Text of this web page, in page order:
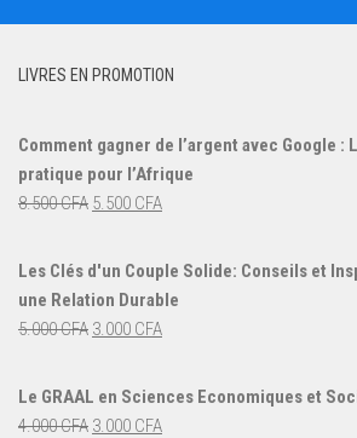
LIVRES EN PROMOTION
Comment gagner de l’argent avec Google :
pratique pour l’Afrique
8.500CFA Le
initial
était :
8.500 CFA.
5.500 CFALe
actuel
est :
Les Clés d'un Couple Solide: Conseils et
une Relation Durable
5.000CFA Le
initial
était :
3.000 CFALe
actuel
Le GRAAL en Sciences Economiques et
4.000CFA Le
3.000 CFALe